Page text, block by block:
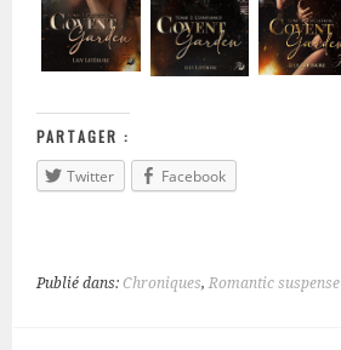
PARTAGER :
Twitter
Facebook
Publié dans:Chroniques,Romantic suspense